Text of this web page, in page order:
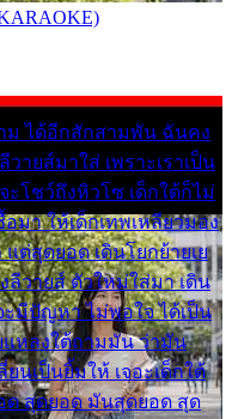
ม ได้อีกสักสามพัน ฉันคง
ายส์มาใส่ เพราะเราเป็น
ะโชว์ถึงหิวโซ เด็กใต้ก็ไม่
า ให้เด็กเทพเหลียวมอง
ต่สุดยอด เดินโยกย้ายเย
ลีวายส์ ตัวใหม่ใส่มา เดิน
มีปัญหา ไม่พอใจ ได้เป็น
แหลงใต้ถามมัน ว่ามัน
นเป็นยิ้มให้ เจอะเด็กใต้
ด สุดยอด มันสุดยอด สุด